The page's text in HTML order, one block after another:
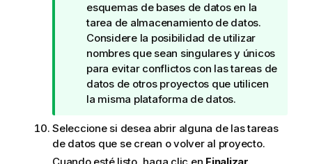
o
t
a
d
e
s
u
e
r
e
esquemas de bases de datos en la
tarea de almacenamiento de datos.
Considere la posibilidad de utilizar
nombres que sean singulares y únicos
para evitar conflictos con las tareas de
datos de otros proyectos que utilicen
la misma plataforma de datos.
Seleccione si desea abrir alguna de las tareas
de datos que se crean o volver al proyecto.